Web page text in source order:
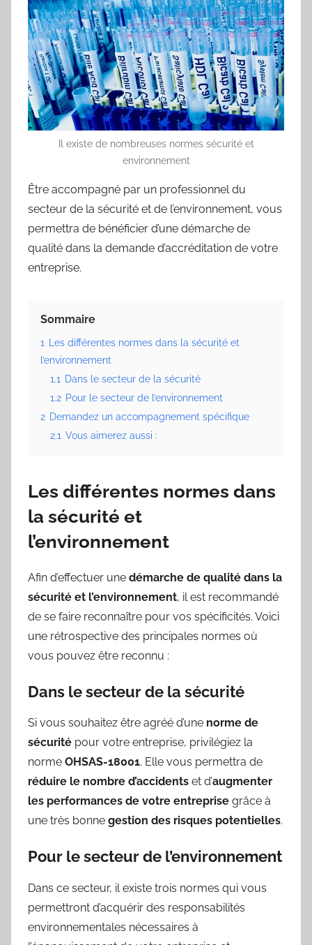
Il existe de nombreuses normes sécurité et
environnement
Être accompagné par un professionnel du
secteur de la sécurité et de l’environnement, vous
permettra de bénéficier d’une démarche de
qualité dans la demande d’accréditation de votre
entreprise.
Sommaire
1 Les différentes normes dans la sécurité et
l’environnement
1.1 Dans le secteur de la sécurité
1.2 Pour le secteur de l’environnement
2 Demandez un accompagnement spécifique
2.1 Vous aimerez aussi :
Les différentes normes dans
la sécurité et
l’environnement
Afin d’effectuer une démarche de qualité dans la
sécurité et l’environnement, il est recommandé
de se faire reconnaître pour vos spécificités. Voici
une rétrospective des principales normes où
vous pouvez être reconnu :
Dans le secteur de la sécurité
Si vous souhaitez être agréé d’une norme de
sécurité pour votre entreprise, privilégiez la
norme OHSAS-18001. Elle vous permettra de
réduire le nombre d’accidents et d’augmenter
les performances de votre entreprise grâce à
une très bonne gestion des risques potentielles.
Pour le secteur de l’environnement
Dans ce secteur, il existe trois normes qui vous
permettront d’acquérir des responsabilités
environnementales nécessaires à